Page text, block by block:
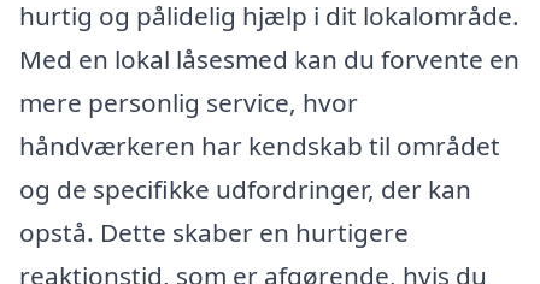
hurtig og pålidelig hjælp i dit lokalområde.
Med en lokal låsesmed kan du forvente en
mere personlig service, hvor
håndværkeren har kendskab til området
og de specifikke udfordringer, der kan
opstå. Dette skaber en hurtigere
reaktionstid, som er afgørende, hvis du